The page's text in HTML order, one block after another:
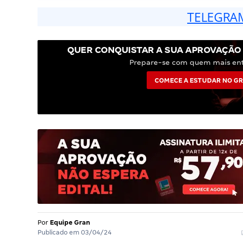
QUER CONQUISTAR A SUA
Prepare-se com quem mais
COMECE A ESTUDAR NO
Por Equipe Gran
Publicado em 03/04/24